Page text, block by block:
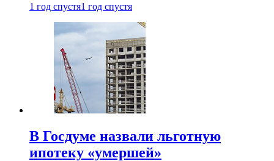
1 год спустя1 год спустя
В Госдуме назвали льготную
ипотеку «умершей»